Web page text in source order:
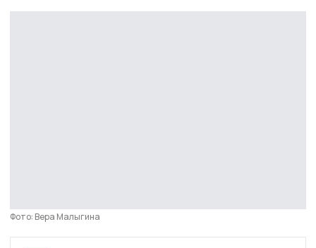
Фото: Вера Малыгина